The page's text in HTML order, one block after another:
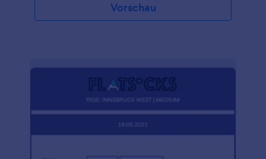
Vorschau